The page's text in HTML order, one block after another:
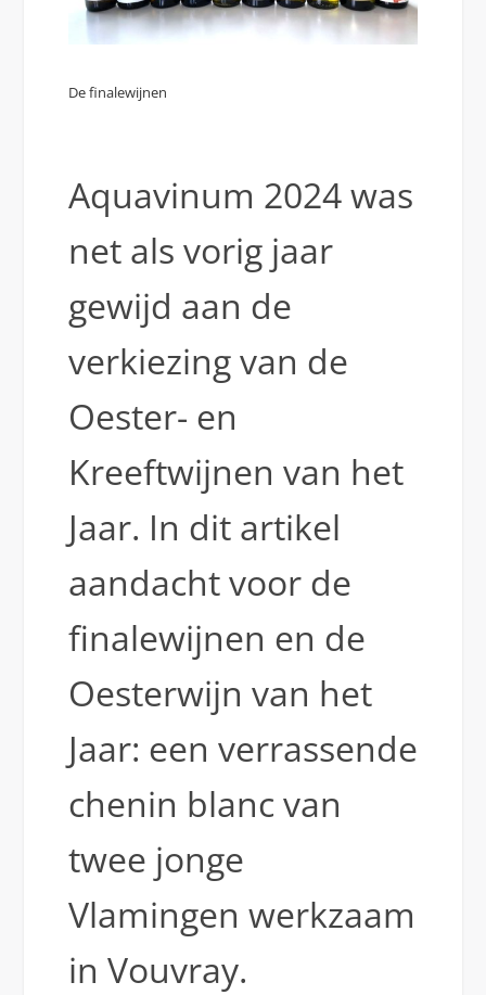
De finalewijnen
Aquavinum 2024 was
net als vorig jaar
gewijd aan de
verkiezing van de
Oester- en
Kreeftwijnen van het
Jaar. In dit artikel
aandacht voor de
finalewijnen en de
Oesterwijn van het
Jaar: een verrassende
chenin blanc van
twee jonge
Vlamingen werkzaam
in Vouvray.